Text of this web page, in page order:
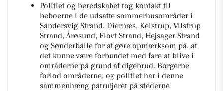
Politiet og beredskabet tog kontakt til
beboerne i de udsatte sommerhusområder i
Sandersvig Strand, Diernæs, Kelstrup, Vilstrup
Strand, Årøsund, Flovt Strand, Hejsager Strand
og Sønderballe for at gøre opmærksom på, at
det kunne være forbundet med fare at blive i
områderne på grund af digebrud. Borgerne
forlod områderne, og politiet har i denne
sammenhæng patruljeret på stederne.